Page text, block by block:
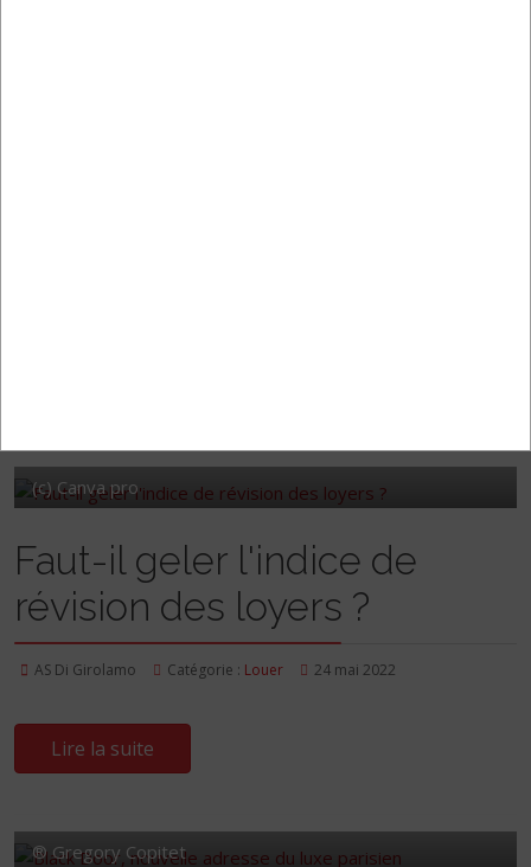
(c) Canva pro
Faut-il geler l'indice de
révision des loyers ?
AS Di Girolamo Catégorie : Louer 24 mai 2022
Lire la suite
® Gregory Copitet